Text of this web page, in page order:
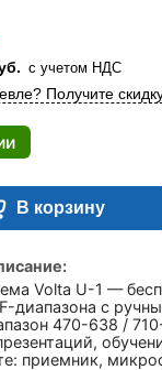
с учетом НДС
Получите
В корзину
Volta U-1 —
диапазона с
470-638 /
приемник,